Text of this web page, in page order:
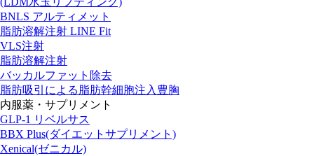
BNLS アルティメット
脂肪溶解注射 LINE Fit
VLS注射
脂肪溶解注射
バッカルファット除去
脂肪吸引による脂肪幹細胞注入豊胸
内服薬・サプリメント
GLP-1 リベルサス
BBX Plus(ダイエットサプリメント)
Xenical(ゼニカル)